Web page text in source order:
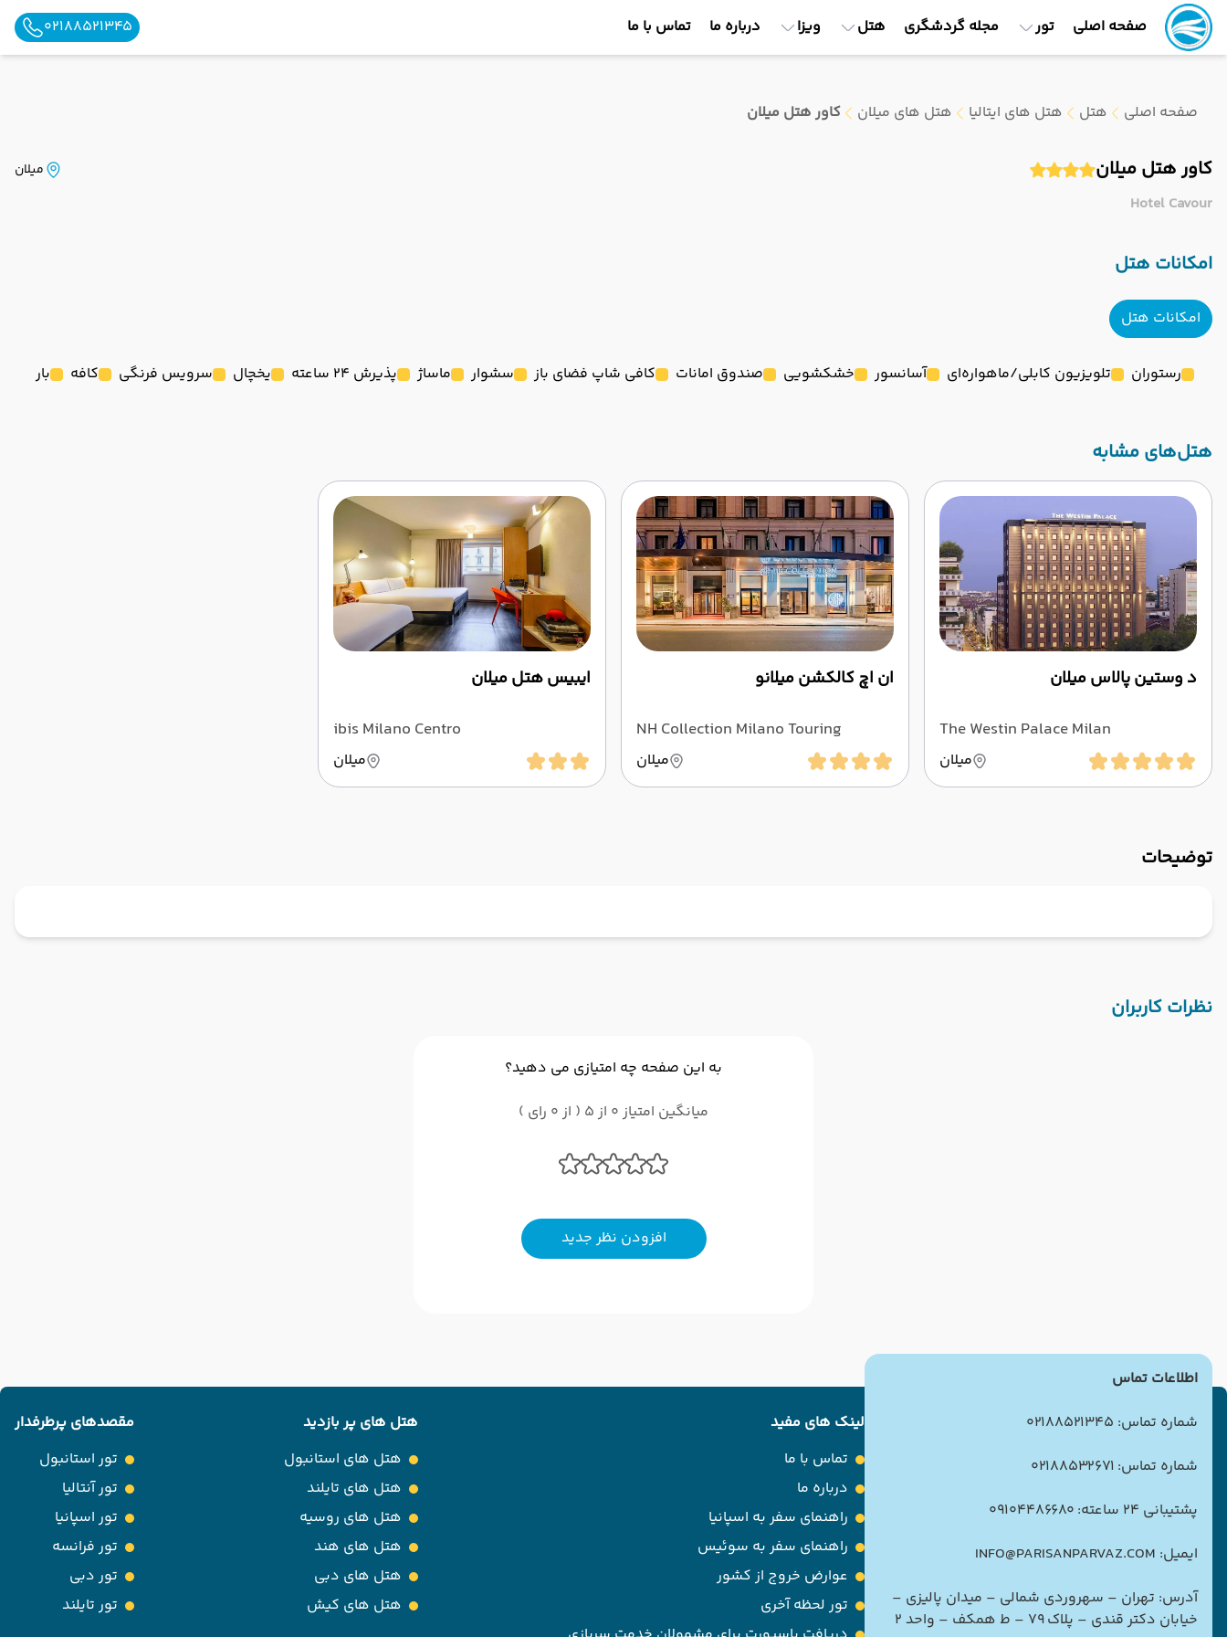
صفحه اصلی تور مجله گردشگری هتل ویزا درباره ما تماس با ما 02188521345
صفحه اصلی هتل هتل های ایتالیا هتل های میلان کاور هتل میلان
کاور هتل میلان
Hotel Cavour
میلان
امکانات هتل
امکانات هتل
رستوران تلویزیون کابلی/ماهواره‌ای آسانسور خشکشویی صندوق امانات کافی شاپ فضای باز سشوار ماساژ پذیرش 24 ساعته یخچال سرویس فرنگی کافه بار
‌هتل‌های مشابه
د وستین پالاس میلان
The Westin Palace Milan
میلان
ان اچ کالکشن میلانو
NH Collection Milano Touring
میلان
ایبیس هتل میلان
ibis Milano Centro
میلان
توضیحات
نظرات کاربران
به این صفحه چه امتیازی می دهید؟
میانگین امتیاز 0 از 5 ( از 0 رای )
افزودن نظر جدید
اطلاعات تماس
شماره تماس: 02188521345
شماره تماس: 02188532671
پشتیبانی 24 ساعته: 09104486680
ایمیل: INFO@PARISANPARVAZ.COM
آدرس: تهران – سهروردی شمالی – میدان پالیزی –
خیابان دکتر قندی – پلاک ۷۹ – ط همکف – واحد ۲
لینک های مفید
تماس با ما
درباره ما
راهنمای سفر به اسپانیا
راهنمای سفر به سوئیس
عوارض خروج از کشور
تور لحظه آخری
هتل های پر بازدید
هتل های استانبول
هتل های تایلند
هتل های روسیه
هتل های هند
هتل های دبی
هتل های کیش
مقصدهای پرطرفدار
تور استانبول
تور آنتالیا
تور اسپانیا
تور فرانسه
تور دبی
تور تایلند